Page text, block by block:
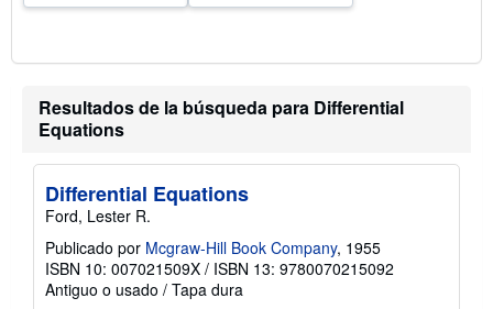
í
Resultados de la búsqueda para Differential
Equations
Differential Equations
Ford, Lester R.
Publicado por Mcgraw-Hill Book Company, 1955
ISBN 10: 007021509X / ISBN 13: 9780070215092
Antiguo o usado / Tapa dura